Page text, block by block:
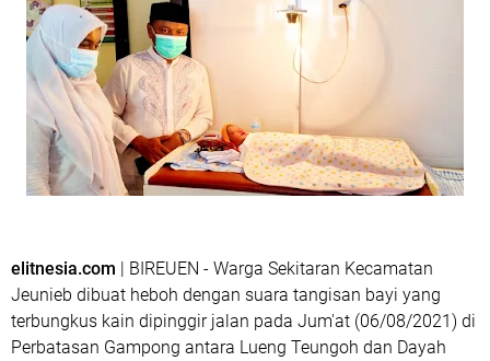
elitnesia.com | BIREUEN - Warga Sekitaran Kecamatan
Jeunieb dibuat heboh dengan suara tangisan bayi yang
terbungkus kain dipinggir jalan pada Jum'at (06/08/2021) di
Perbatasan Gampong antara Lueng Teungoh dan Dayah